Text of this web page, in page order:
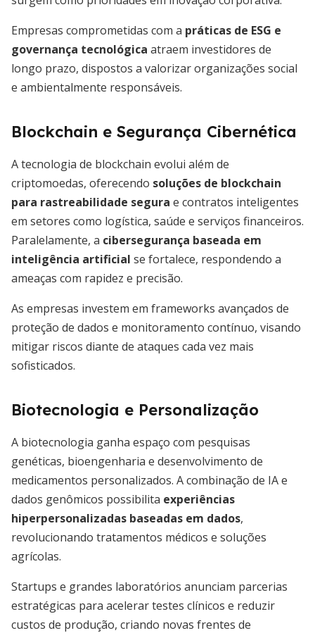
Empresas comprometidas com a práticas de ESG e
governança tecnológica atraem investidores de
longo prazo, dispostos a valorizar organizações social
e ambientalmente responsáveis.
Blockchain e Segurança Cibernética
A tecnologia de blockchain evolui além de
criptomoedas, oferecendo soluções de blockchain
para rastreabilidade segura e contratos inteligentes
em setores como logística, saúde e serviços financeiros.
Paralelamente, a cibersegurança baseada em
inteligência artificial se fortalece, respondendo a
ameaças com rapidez e precisão.
As empresas investem em frameworks avançados de
proteção de dados e monitoramento contínuo, visando
mitigar riscos diante de ataques cada vez mais
sofisticados.
Biotecnologia e Personalização
A biotecnologia ganha espaço com pesquisas
genéticas, bioengenharia e desenvolvimento de
medicamentos personalizados. A combinação de IA e
dados genômicos possibilita experiências
hiperpersonalizadas baseadas em dados,
revolucionando tratamentos médicos e soluções
agrícolas.
Startups e grandes laboratórios anunciam parcerias
estratégicas para acelerar testes clínicos e reduzir
custos de produção, criando novas frentes de